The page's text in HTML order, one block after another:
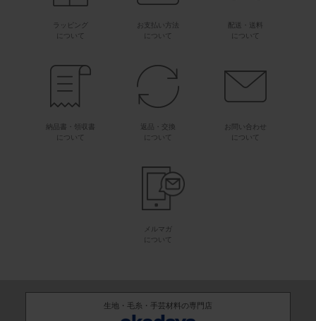
ラッピング
について
お支払い方法
について
配送・送料
について
納品書・領収書
について
返品・交換
について
お問い合わせ
について
メルマガ
について
生地・毛糸・手芸材料の専門店